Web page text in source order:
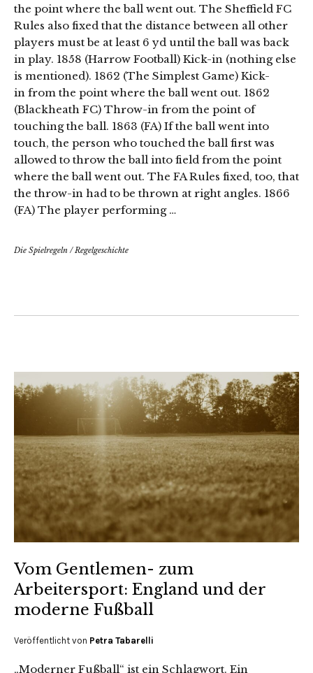
the point where the ball went out. The Sheffield FC
Rules also fixed that the distance between all other
players must be at least 6 yd until the ball was back
in play. 1858 (Harrow Football) Kick-in (nothing else
is mentioned). 1862 (The Simplest Game) Kick-
in from the point where the ball went out. 1862
(Blackheath FC) Throw-in from the point of
touching the ball. 1863 (FA) If the ball went into
touch, the person who touched the ball first was
allowed to throw the ball into field from the point
where the ball went out. The FA Rules fixed, too, that
the throw-in had to be thrown at right angles. 1866
(FA) The player performing …
Die Spielregeln /Regelgeschichte
Vom Gentlemen- zum
Arbeitersport: England und der
moderne Fußball
Veröffentlicht von Petra Tabarelli
„Moderner Fußball“ ist ein Schlagwort. Ein